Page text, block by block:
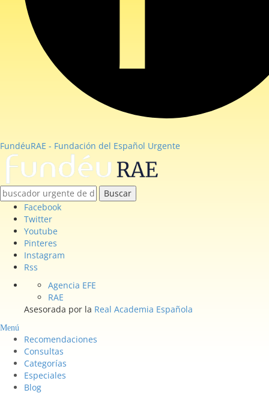
FundéuRAE - Fundación del Español Urgente
Buscar
Facebook
Twitter
Youtube
Pinteres
Instagram
Rss
Agencia EFE
RAE
Asesorada por la Real Academia Española
Menú
Recomendaciones
Consultas
Categorías
Especiales
Blog